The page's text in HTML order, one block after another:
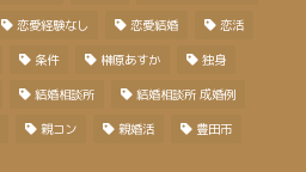
恋愛経験なし 恋愛結婚 恋活
条件 榊原あすか 独身
結婚相談所 結婚相談所 成婚例
親コン 親婚活 豊田市